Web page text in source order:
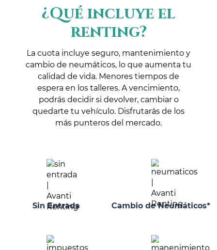
¿Qué incluye el
renting?
La cuota incluye seguro, mantenimiento y
cambio de neumáticos, lo que aumenta tu
calidad de vida. Menores tiempos de
espera en los talleres. A vencimiento,
podrás decidir si devolver, cambiar o
quedarte tu vehículo. Disfrutarás de los
más punteros del mercado.
Sin Entrada Cambio de Neumáticos*